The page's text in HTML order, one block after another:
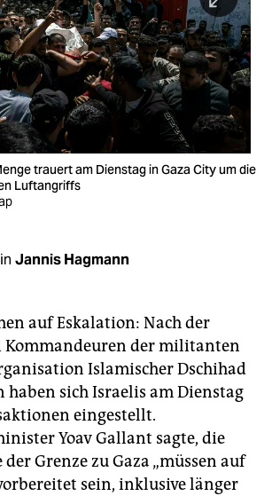
trauert am Dienstag in Gaza City um die
Luftangriffs
Jannis Hagmann
auf Eskalation: Nach der
Kommandeuren der militanten
Islamischer Dschihad
haben sich Israelis am Dienstag
eingestellt.
Yoav Gallant sagte, die
Grenze zu Gaza „müssen auf
sein, inklusive länger